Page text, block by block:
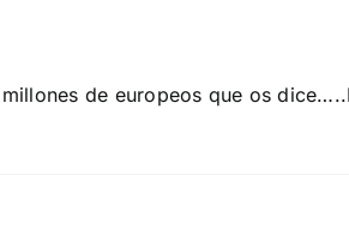
de europeos que os